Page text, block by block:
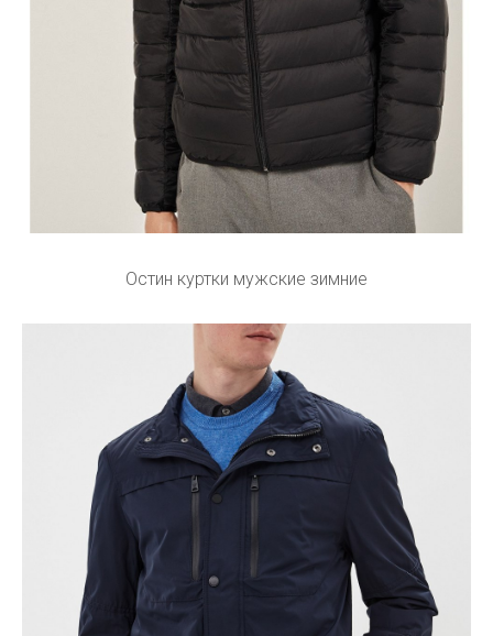
Остин куртки мужские зимние